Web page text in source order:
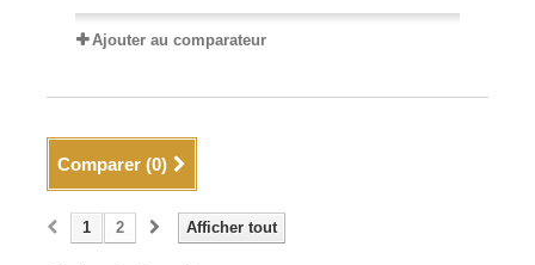
Ajouter au comparateur
Comparer (0)
Afficher tout
1 2